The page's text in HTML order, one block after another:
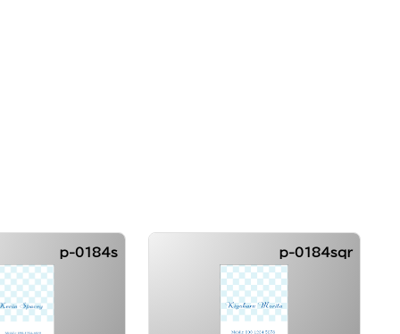
p-0184s p-0184sqr